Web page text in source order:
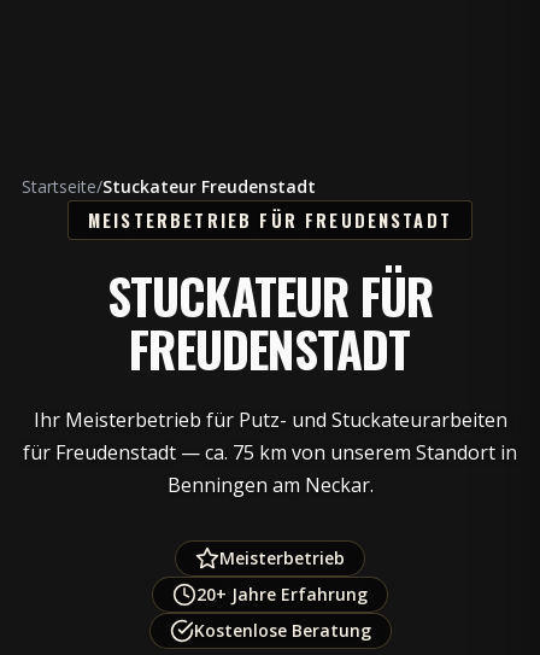
Startseite/Stuckateur Freudenstadt
MEISTERBETRIEB FÜR FREUDENSTADT
STUCKATEUR FÜR
FREUDENSTADT
Ihr Meisterbetrieb für Putz- und Stuckateurarbeiten
für Freudenstadt — ca. 75 km von unserem Standort in
Benningen am Neckar.
Meisterbetrieb
20+ Jahre Erfahrung
Kostenlose Beratung